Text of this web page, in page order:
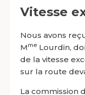
Vitesse
Nous avons
Mme Lourdin,
de la vitesse
sur la route
La commission